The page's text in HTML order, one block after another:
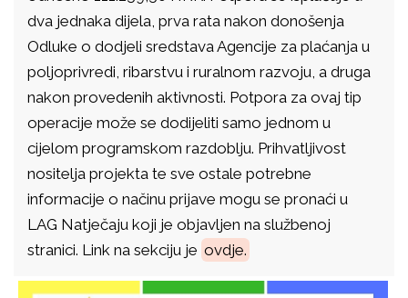
dva jednaka dijela, prva rata nakon donošenja
Odluke o dodjeli sredstava Agencije za plaćanja u
poljoprivredi, ribarstvu i ruralnom razvoju, a druga
nakon provedenih aktivnosti. Potpora za ovaj tip
operacije može se dodijeliti samo jednom u
cijelom programskom razdoblju. Prihvatljivost
nositelja projekta te sve ostale potrebne
informacije o načinu prijave mogu se pronaći u
LAG Natječaju koji je objavljen na službenoj
stranici. Link na sekciju je ovdje.